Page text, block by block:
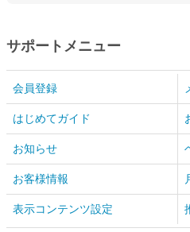
サポートメニュー
会員登録
はじめてガイド
お知らせ
お客様情報
表示コンテンツ設定